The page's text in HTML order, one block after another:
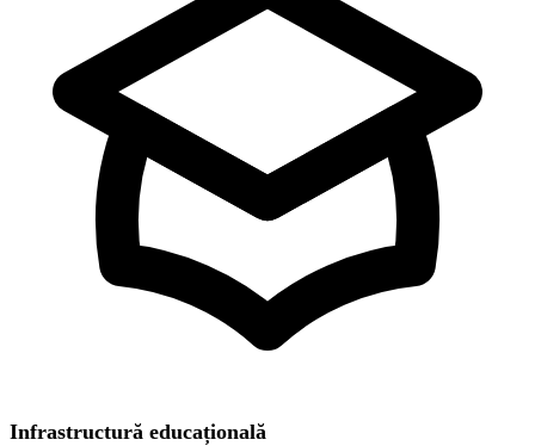
Infrastructură educațională